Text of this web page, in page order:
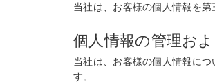
当社は、お客様の個人情報を
個人情報の管理お
当社は、お客様の個人情報に
す。